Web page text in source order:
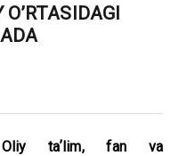
Oliy taʼlim, fan va